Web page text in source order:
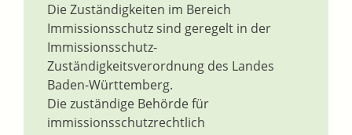
Die Zuständigkeiten im Bereich
Immissionsschutz sind geregelt in der
Immissionsschutz-
Zuständigkeitsverordnung des Landes
Baden-Württemberg.
Die zuständige Behörde für
immissionsschutzrechtlich